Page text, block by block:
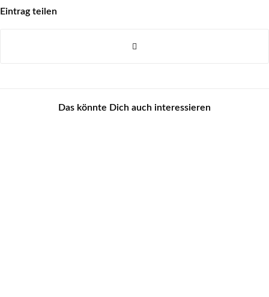
Eintrag teilen
Das könnte Dich auch interessieren